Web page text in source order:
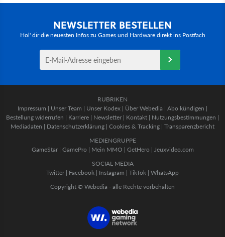
NEWSLETTER BESTELLEN
Hol' dir die neuesten Infos zu Games und Hardware direkt ins Postfach
RUBRIKEN
Impressum | Unser Team | Unser Kodex | Über Webedia | Abo kündigen |
Bestellung widerrufen | Karriere | Newsletter | Kontakt | Nutzungsbestimmungen |
Mediadaten | Datenschutzerklärung | Cookies & Tracking | Transparenzbericht
MEDIENGRUPPE
GameStar| GamePro | Mein MMO | GetHero | Jeuxvideo.com
SOCIAL MEDIA
Twitter | Facebook | Instagram | TikTok | WhatsApp
Copyright © Webedia - alle Rechte vorbehalten